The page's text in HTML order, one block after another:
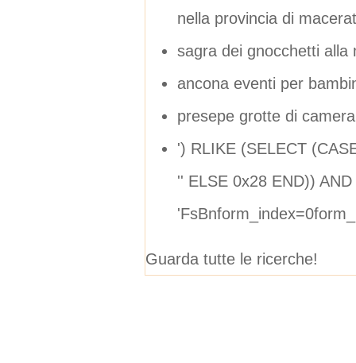
nella provincia di
sagra dei gnocchetti alla
ancona eventi per
presepe grotte di
') RLIKE (SELECT
'' ELSE 0x28 END))
Guarda tutte le ricerche!